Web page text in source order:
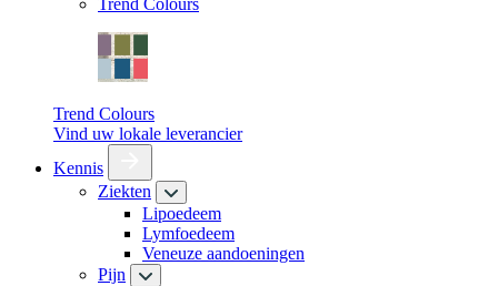
Trend Colours
Trend Colours
Vind uw lokale leverancier
Kennis
Ziekten
Lipoedeem
Lymfoedeem
Veneuze aandoeningen
Pijn